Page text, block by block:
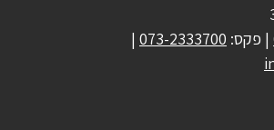
| פקס: 073-2333700
|